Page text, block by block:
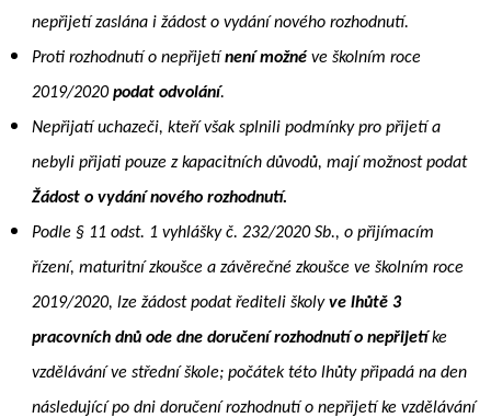
nepřijetí zaslána i žádost o vydání nového rozhodnutí.
Proti rozhodnutí o nepřijetínení možné ve školním roce
2019/2020podat odvolání.
Nepřijatí uchazeči, kteří však splnili podmínky pro přijetí a
nebyli přijati pouze z kapacitních důvodů, mají možnost podat
Žádost o vydání nového rozhodnutí.
Podle § 11 odst. 1 vyhlášky č. 232/2020 Sb., o přijímacím
řízení, maturitní zkoušce a závěrečné zkoušce ve školním roce
2019/2020, lze žádost podat řediteli školyve lhůtě 3
pracovních dnů ode dne doručení rozhodnutí o nepřijetíke
vzdělávání ve střední škole; počátek této lhůty připadá na den
následující po dni doručení rozhodnutí o nepřijetí ke vzdělávání